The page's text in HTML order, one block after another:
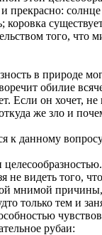
того, что
в природе
обилие
Если он хочет,
же зло и
к данному
видеть того,
той мнимой
только тем и
рубаи: